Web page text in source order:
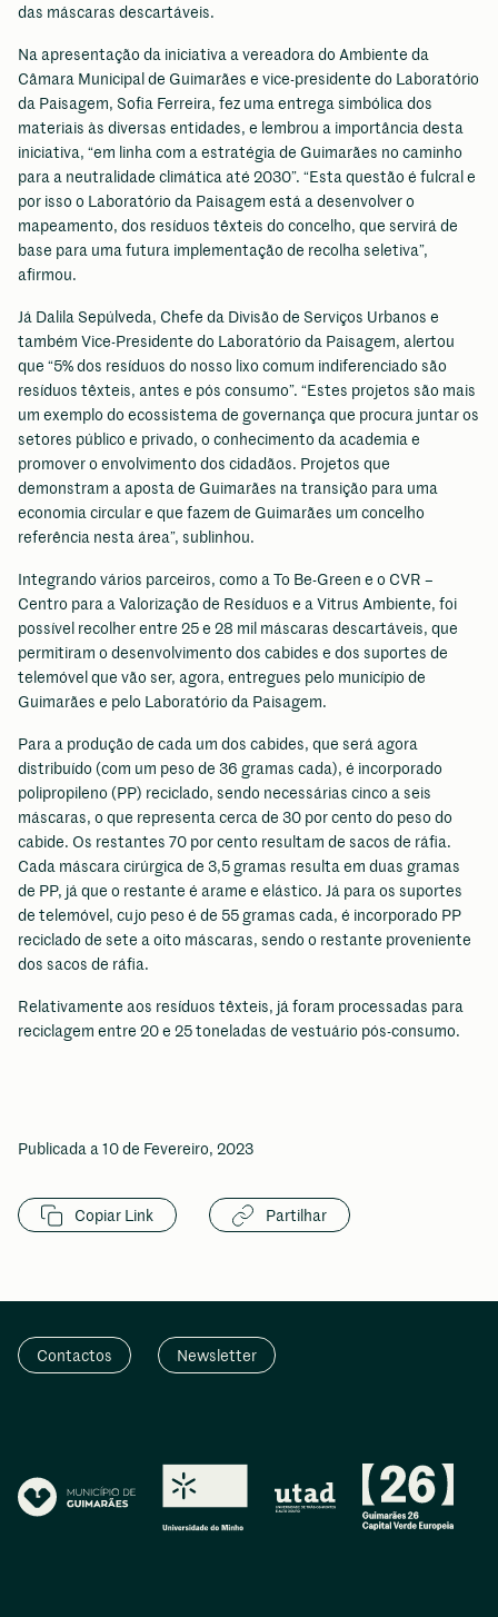
das máscaras descartáveis.
Na apresentação da iniciativa a vereadora do Ambiente da
Câmara Municipal de Guimarães e vice-presidente do Laboratório
da Paisagem, Sofia Ferreira, fez uma entrega simbólica dos
materiais às diversas entidades, e lembrou a importância desta
iniciativa, “em linha com a estratégia de Guimarães no caminho
para a neutralidade climática até 2030”. “Esta questão é fulcral e
por isso o Laboratório da Paisagem está a desenvolver o
mapeamento, dos resíduos têxteis do concelho, que servirá de
base para uma futura implementação de recolha seletiva”,
afirmou.
Já Dalila Sepúlveda, Chefe da Divisão de Serviços Urbanos e
também Vice-Presidente do Laboratório da Paisagem, alertou
que “5% dos resíduos do nosso lixo comum indiferenciado são
resíduos têxteis, antes e pós consumo”. “Estes projetos são mais
um exemplo do ecossistema de governança que procura juntar os
setores público e privado, o conhecimento da academia e
promover o envolvimento dos cidadãos. Projetos que
demonstram a aposta de Guimarães na transição para uma
economia circular e que fazem de Guimarães um concelho
referência nesta área”, sublinhou.
Integrando vários parceiros, como a To Be-Green e o CVR –
Centro para a Valorização de Resíduos e a Vitrus Ambiente, foi
possível recolher entre 25 e 28 mil máscaras descartáveis, que
permitiram o desenvolvimento dos cabides e dos suportes de
telemóvel que vão ser, agora, entregues pelo município de
Guimarães e pelo Laboratório da Paisagem.
Para a produção de cada um dos cabides, que será agora
distribuído (com um peso de 36 gramas cada), é incorporado
polipropileno (PP) reciclado, sendo necessárias cinco a seis
máscaras, o que representa cerca de 30 por cento do peso do
cabide. Os restantes 70 por cento resultam de sacos de ráfia.
Cada máscara cirúrgica de 3,5 gramas resulta em duas gramas
de PP, já que o restante é arame e elástico. Já para os suportes
de telemóvel, cujo peso é de 55 gramas cada, é incorporado PP
reciclado de sete a oito máscaras, sendo o restante proveniente
dos sacos de ráfia.
Relativamente aos resíduos têxteis, já foram processadas para
reciclagem entre 20 e 25 toneladas de vestuário pós-consumo.
Publicada a 10 de Fevereiro, 2023
Copiar Link Partilhar
Contactos Newsletter